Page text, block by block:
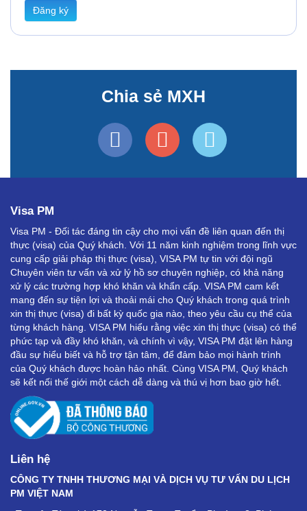
Đăng ký
Chia sẻ MXH
Visa PM
Visa PM - Đối tác đáng tin cậy cho mọi vấn đề liên quan đến thị
thực (visa) của Quý khách. Với 11 năm kinh nghiệm trong lĩnh vực
cung cấp giải pháp thị thực (visa), VISA PM tự tin với đội ngũ
Chuyên viên tư vấn và xử lý hồ sơ chuyên nghiệp, có khả năng
xử lý các trường hợp khó khăn và khẩn cấp. VISA PM cam kết
mang đến sự tiện lợi và thoải mái cho Quý khách trong quá trình
xin thị thực (visa) đi bất kỳ quốc gia nào, theo yêu cầu cụ thể của
từng khách hàng. VISA PM hiểu rằng việc xin thị thực (visa) có thể
phức tạp và đầy khó khăn, và chính vì vậy, VISA PM đặt lên hàng
đầu sự hiểu biết và hỗ trợ tận tâm, để đảm bảo mọi hành trình
của Quý khách được hoàn hảo nhất. Cùng VISA PM, Quý khách
sẽ kết nối thế giới một cách dễ dàng và thú vị hơn bao giờ hết.
Liên hệ
CÔNG TY TNHH THƯƠNG MẠI VÀ DỊCH VỤ TƯ VẤN DU LỊCH
PM VIỆT NAM